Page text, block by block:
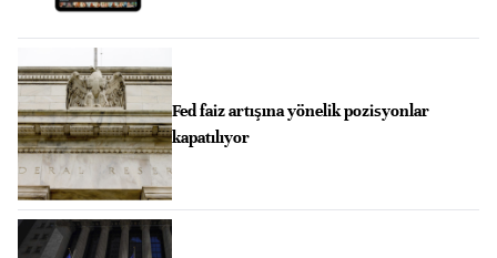
Fed faiz artışına yönelik pozisyonlar
kapatılıyor